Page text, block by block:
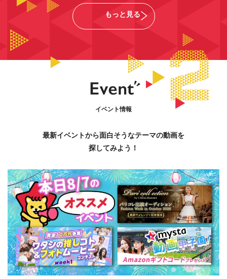
もっと見る
イベント情報
最新イベントから面白そうなテーマの動画を
探してみよう！